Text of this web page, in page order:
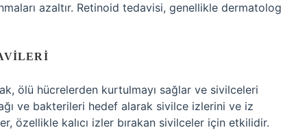
azaltır. Retinoid tedavisi, genellikle dermatolog
ölü hücrelerden kurtulmayı sağlar ve sivilceleri
ve bakterileri hedef alarak sivilce izlerini ve iz
özellikle kalıcı izler bırakan sivilceler için etkilidir.